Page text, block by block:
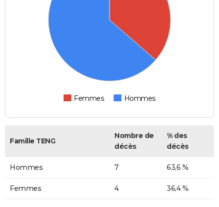
Femmes Hommes
Famille TENG
Nombre de
décès
% des
décès
Hommes 7 63,6 %
Femmes 4 36,4 %